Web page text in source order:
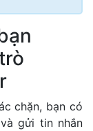
chặn, bạn có
gửi tin nhắn